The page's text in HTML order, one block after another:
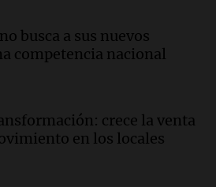
argentino busca a sus
en una competencia
argentino busca a sus
busca a sus nuevos
competencia nacional
crece la venta
en los locales